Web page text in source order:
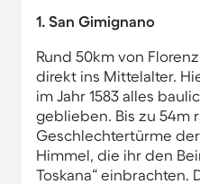
1. San Gimignano
Rund 50km von
direkt ins Mittelalter.
im Jahr 1583 alles
geblieben. Bis zu 54m
Geschlechtertürme
Himmel, die ihr den
Toskana“ einbrachten.